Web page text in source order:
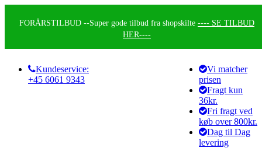
FORÅRSTILBUD --Super gode tilbud fra shopskilte ---- SE TILBUD
HER----
Kundeservice:
+45 6061 9343
Vi matcher
prisen
Fragt kun
36kr.
Fri fragt ved
køb over 800kr.
Dag til Dag
levering